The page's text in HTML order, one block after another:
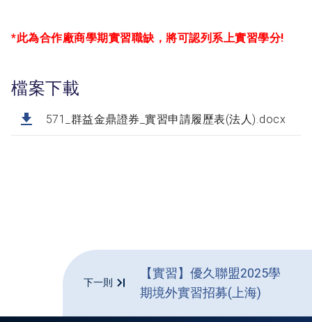
*此為合作廠商學期實習職缺，將可認列系上實習學分!
檔案下載
571_群益金鼎證券_實習申請履歷表(法人).docx
下一則
【實習】優久聯盟2025學
期境外實習招募(上海)